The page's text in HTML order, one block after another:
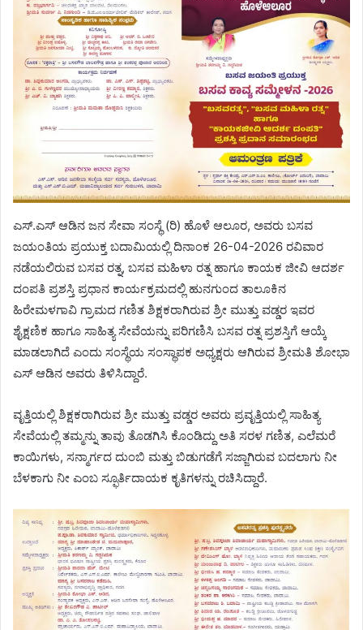
ಎಸ್.ಎಸ್ ಆಡಿನ ಜನ ಸೇವಾ ಸಂಸ್ಥೆ (ರಿ) ಹೊಳೆ ಆಲೂರ, ಅವರು ಬಸವ
ಜಯಂತಿಯ ಪ್ರಯುಕ್ತ ಬದಾಮಿಯಲ್ಲಿ ದಿನಾಂಕ 26-04-2026 ರವಿವಾರ
ನಡೆಯಲಿರುವ ಬಸವ ರತ್ನ, ಬಸವ ಮಹಿಳಾ ರತ್ನ ಹಾಗೂ ಕಾಯಕ ಜೀವಿ ಆದರ್ಶ
ದಂಪತಿ ಪ್ರಶಸ್ತಿ ಪ್ರಧಾನ ಕಾರ್ಯಕ್ರಮದಲ್ಲಿ ಹುನಗುಂದ ತಾಲೂಕಿನ
ಹಿರೇಮಳಗಾವಿ ಗ್ರಾಮದ ಗಣಿತ ಶಿಕ್ಷಕರಾಗಿರುವ ಶ್ರೀ ಮುತ್ತು ವಡ್ಡರ ಇವರ
ಶೈಕ್ಷಣಿಕ ಹಾಗೂ ಸಾಹಿತ್ಯ ಸೇವೆಯನ್ನು ಪರಿಗಣಿಸಿ ಬಸವ ರತ್ನ ಪ್ರಶಸ್ತಿಗೆ ಆಯ್ಕೆ
ಮಾಡಲಾಗಿದೆ ಎಂದು ಸಂಸ್ಥೆಯ ಸಂಸ್ಥಾಪಕ ಅಧ್ಯಕ್ಷರು ಆಗಿರುವ ಶ್ರೀಮತಿ ಶೋಭಾ
ಎಸ್ ಆಡಿನ ಅವರು ತಿಳಿಸಿದ್ದಾರೆ.
ವೃತ್ತಿಯಲ್ಲಿ ಶಿಕ್ಷಕರಾಗಿರುವ ಶ್ರೀ ಮುತ್ತು ವಡ್ಡರ ಅವರು ಪ್ರವೃತ್ತಿಯಲ್ಲಿ ಸಾಹಿತ್ಯ
ಸೇವೆಯಲ್ಲಿ ತಮ್ಮನ್ನು ತಾವು ತೊಡಗಿಸಿ ಕೊಂಡಿದ್ದು ಅತಿ ಸರಳ ಗಣಿತ, ಎಲೆಮರೆ
ಕಾಯಿಗಳು, ಸನ್ಮಾರ್ಗದ ದುಂಬಿ ಮತ್ತು ಬಿಡುಗಡೆಗೆ ಸಜ್ಜಾಗಿರುವ ಬದಲಾಗು ನೀ
ಬೆಳಕಾಗು ನೀ ಎಂಬ ಸ್ಫೂರ್ತಿದಾಯಕ ಕೃತಿಗಳನ್ನು ರಚಿಸಿದ್ದಾರೆ.